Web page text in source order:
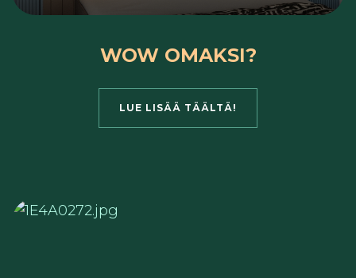
WOW OMAKSI?
LUE LISÄÄ TÄÄLTÄ!